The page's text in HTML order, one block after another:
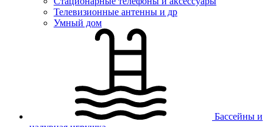
Телевизионные антенны и др
Умный дом
Бассейны и